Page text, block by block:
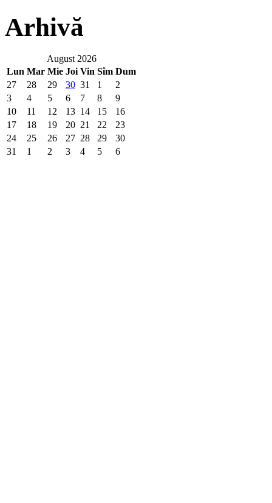
Arhivă
August 2026
Lun Mar Mie Joi Vin Sîm Dum
27
28 29 30 31 1
2
3
4 5 6 7 8
9
10
11 12 13 14 15
16
17
18 19 20 21 22
23
24
25 26 27 28 29
30
31
1 2 3 4 5 6